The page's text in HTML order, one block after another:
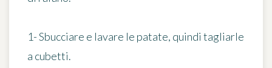
1- Sbucciare e lavare le patate, quindi tagliarle
a cubetti.